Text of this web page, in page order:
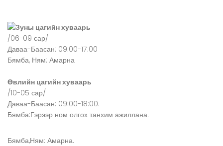
Зуны цагийн хуваарь
/06-09 сар/
Даваа-Баасан: 09:00-17:00
Бямба, Ням: Амарна
Өвлийн цагийн хуваарь
/10-05 сар/
Даваа-Баасан: 09:00-18:00.
Бямба:Гэрээр ном олгох танхим ажиллана.
Бямба,Ням: Амарна.